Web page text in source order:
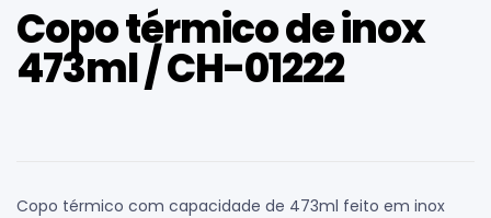
Copo térmico de inox
473ml / CH-01222
Copo térmico com capacidade de 473ml feito em inox